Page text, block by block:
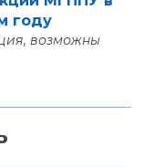
году
возможны